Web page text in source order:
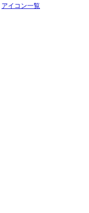
アイコン一覧